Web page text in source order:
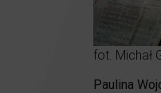
fot. Michał
Paulina